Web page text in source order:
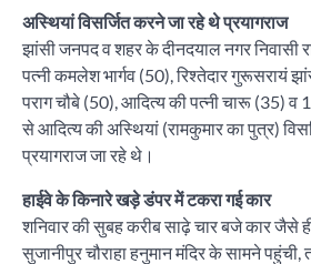
अस्थियां विसर्जित करने जा रहे थे प्रयागराज
झांसी जनपद व शहर के दीनदयाल नगर निवासी
पत्नी कमलेश भार्गव (50), रिश्तेदार गुरूसरायं
पराग चौबे (50), आदित्य की पत्नी चारू (35) व
से आदित्य की अस्थियां (रामकुमार का पुत्र)
प्रयागराज जा रहे थे।
हाईवे के किनारे खड़े डंपर में टकरा गई कार
शनिवार की सुबह करीब साढ़े चार बजे कार जैसे
सुजानीपुर चौराहा हनुमान मंदिर के सामने